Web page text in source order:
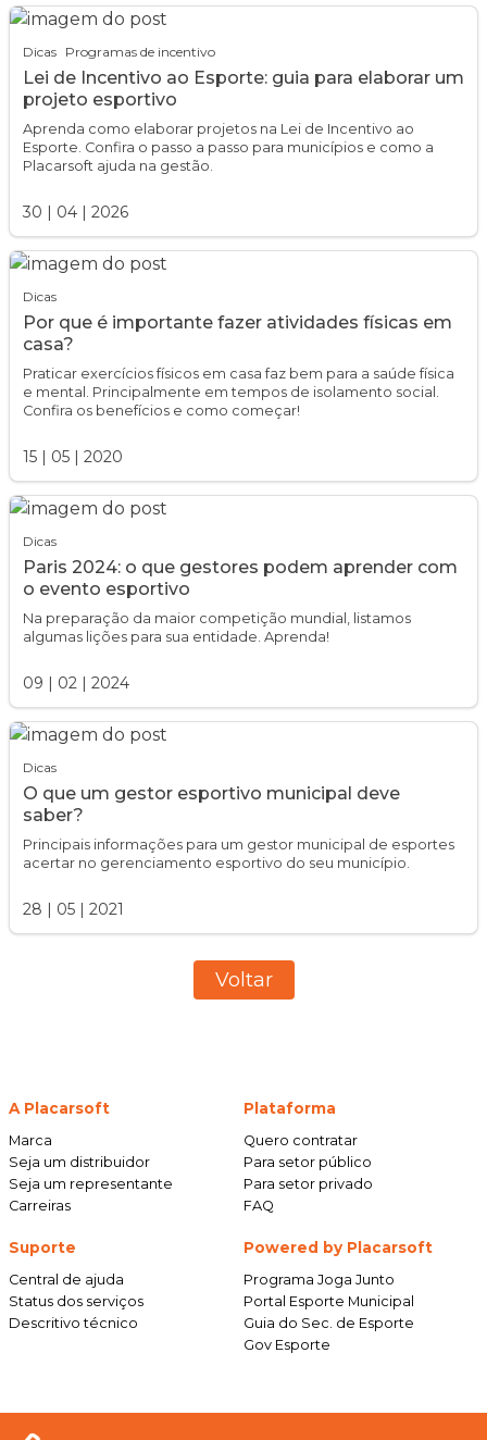
Dicas Programas de incentivo
Lei de Incentivo ao Esporte: guia para elaborar um
projeto esportivo
Aprenda como elaborar projetos na Lei de Incentivo ao
Esporte. Confira o passo a passo para municípios e como a
Placarsoft ajuda na gestão.
30 04 2026
Dicas
Por que é importante fazer atividades físicas em
casa?
Praticar exercícios físicos em casa faz bem para a saúde física
e mental. Principalmente em tempos de isolamento social.
Confira os benefícios e como começar!
15 05 2020
Dicas
Paris 2024: o que gestores podem aprender com
o evento esportivo
Na preparação da maior competição mundial, listamos
algumas lições para sua entidade. Aprenda!
09 02 2024
Dicas
O que um gestor esportivo municipal deve
saber?
Principais informações para um gestor municipal de esportes
acertar no gerenciamento esportivo do seu município.
28 05 2021
Voltar
A Placarsoft
Marca
Seja um distribuidor
Seja um representante
Carreiras
Plataforma
Quero contratar
Para setor público
Para setor privado
FAQ
Suporte
Central de ajuda
Status dos serviços
Descritivo técnico
Powered by Placarsoft
Programa Joga Junto
Portal Esporte Municipal
Guia do Sec. de Esporte
Gov Esporte